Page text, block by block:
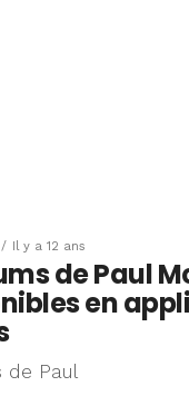
Il y a 12 ans
de Paul
en
de Paul